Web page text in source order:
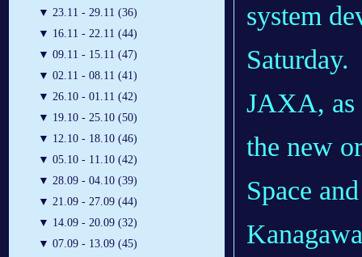
▼ 23.11 - 29.11 (36)
▼ 16.11 - 22.11 (44)
▼ 09.11 - 15.11 (47)
▼ 02.11 - 08.11 (41)
▼ 26.10 - 01.11 (42)
▼ 19.10 - 25.10 (50)
▼ 12.10 - 18.10 (46)
▼ 05.10 - 11.10 (42)
▼ 28.09 - 04.10 (39)
▼ 21.09 - 27.09 (44)
▼ 14.09 - 20.09 (32)
▼ 07.09 - 13.09 (45)
system
Saturday.
JAXA, as
the new
Space